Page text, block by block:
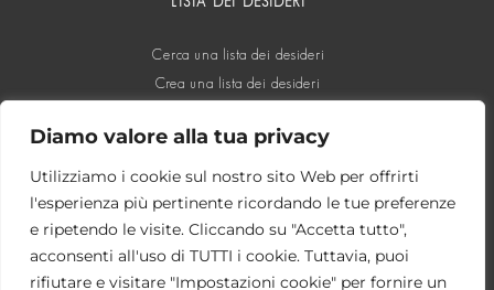
Diamo valore alla tua privacy
Utilizziamo i cookie sul nostro sito Web per offrirti
l'esperienza più pertinente ricordando le tue preferenze
e ripetendo le visite. Cliccando su "Accetta tutto",
acconsenti all'uso di TUTTI i cookie. Tuttavia, puoi
rifiutare e visitare "Impostazioni cookie" per fornire un
Cerca una lista dei desideri
Crea una lista dei desideri
SOCIAL